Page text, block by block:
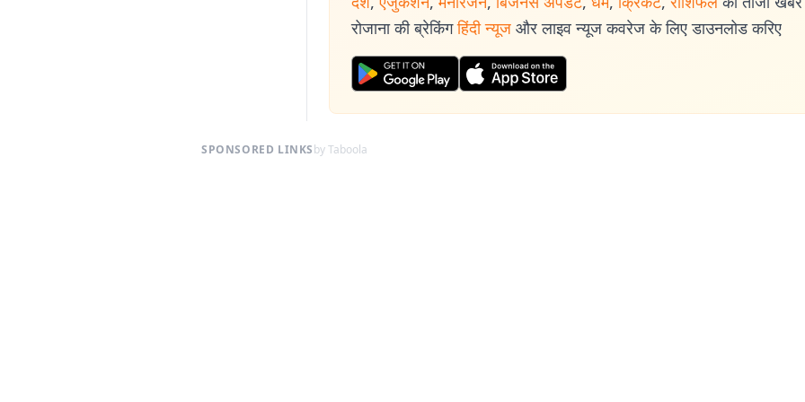
रोजाना की ब्रेकिंग हिंदी न्यूज और लाइव न्यूज कवरेज के लिए डाउनलोड करिए
SPONSORED LINKSby Taboola